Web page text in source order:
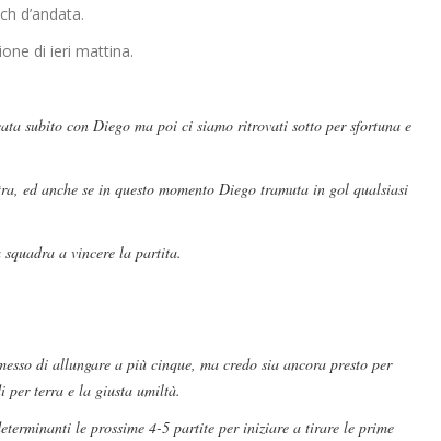
d’andata.
di ieri mattina.
subito con Diego ma poi ci siamo ritrovati sotto per sfortuna e
ed anche se in questo momento Diego tramuta in gol qualsiasi
a vincere la partita.
di allungare a più cinque, ma credo sia ancora presto per
per terra e la giusta umiltà.
le prossime 4-5 partite per iniziare a tirare le prime